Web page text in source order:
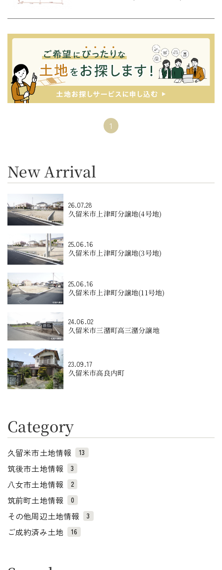
1
New Arrival
26.07.28
久留米市上津町分譲地(4号地)
25.06.16
久留米市上津町分譲地(3号地)
25.06.16
久留米市上津町分譲地(11号地)
24.06.02
久留米市三潴町高三潴分譲地
23.09.17
久留米市高良内町
Category
久留米市土地情報 13
筑後市土地情報 3
八女市土地情報 2
筑前町土地情報 0
その他周辺土地情報 3
ご成約済み土地 16